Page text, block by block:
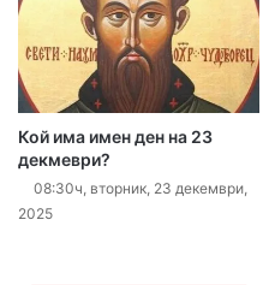
Кой има имен ден на 23
декмеври?
08:30ч, вторник, 23 декември,
2025